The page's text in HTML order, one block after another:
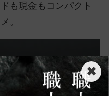
も現金もコンパクト
。
✖